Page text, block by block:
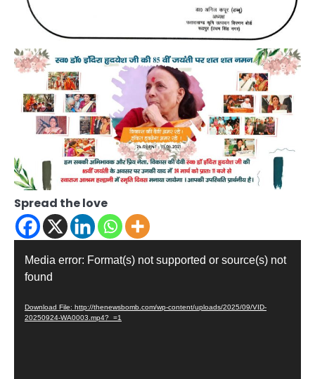
Spread the love
Player
Media error: Format(s) not supported or source(s) not
found
Download File: http://thenewsbomb.com/wp-content/uploads/2025/09/VID-
20250924-WA0003.mp4?_=1